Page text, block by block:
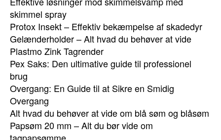
skimmel spray
Protox Insekt – Effektiv bekæmpelse af skadedyr
Gelænderholder – Alt hvad du behøver at vide
Plastmo Zink Tagrender
Pex Saks: Den ultimative guide til professionel
brug
Overgang: En Guide til at Sikre en Smidig
Overgang
Alt hvad du behøver at vide om blå søm og blåsøm
Papsøm 20 mm – Alt du bør vide om